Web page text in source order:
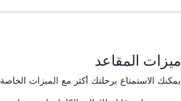
ميزات المقاعد
يمكنك الاستمتاع برحلتك أكثر مع الميزات الخاصة